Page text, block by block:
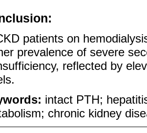
patients on
prevalence of severe
reflected by
intact PTH;
chronic kidney